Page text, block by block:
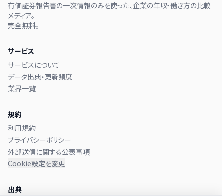
有価証券報告書の一次情報のみを使った、企業の年収・働き方の比較
メディア。
完全無料。
サービス
サービスについて
データ出典・更新頻度
業界一覧
規約
利用規約
プライバシーポリシー
外部送信に関する公表事項
Cookie設定を変更
出典